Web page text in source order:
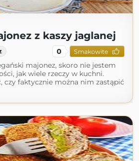
z kaszy jaglanej
0 Smakowite
majonez, skoro nie jestem
jak wiele rzeczy w kuchni.
czy faktycznie można nim zastąpić